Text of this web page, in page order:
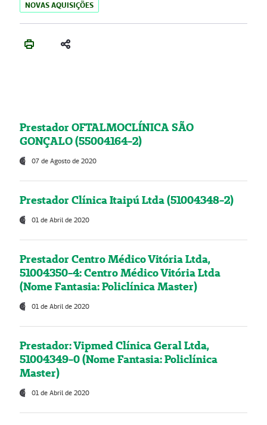
NOVAS AQUISIÇÕES
Prestador OFTALMOCLÍNICA SÃO
GONÇALO (55004164-2)
07 de Agosto de 2020
Prestador Clínica Itaipú Ltda (51004348-2)
01 de Abril de 2020
Prestador Centro Médico Vitória Ltda,
51004350-4: Centro Médico Vitória Ltda
(Nome Fantasia: Policlínica Master)
01 de Abril de 2020
Prestador: Vipmed Clínica Geral Ltda,
51004349-0 (Nome Fantasia: Policlínica
Master)
01 de Abril de 2020